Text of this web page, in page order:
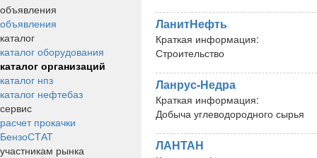
объявления
объявления
каталог
каталог оборудования
каталог организаций
каталог нпз
каталог нефтебаз
сервис
расчет прокачки
БензоСТАТ
участникам рынка
ЛанитНефть
Краткая информация:
Строительство
Ланрус-Недра
Краткая информация:
Добыча углеводородного сырья
ЛАНТАН